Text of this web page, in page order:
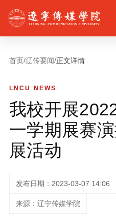
首页/辽传要闻/正文详情
LNCU NEWS
我校开展
一学期展赛
展活动
发布日期：2023-03-07 14:06
来源：辽宁传媒学院